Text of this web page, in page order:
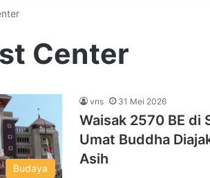
Center
Budaya
vns 31 Mei 2026
Waisak 2570 BE di
Umat Buddha
Asih